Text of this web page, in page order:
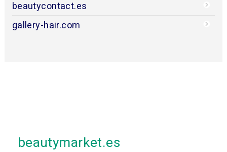
beautycontact.es
gallery-hair.com
beautymarket.es